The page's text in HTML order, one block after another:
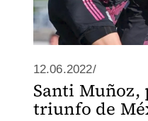
12.06.2022/
Santi Muñoz,
triunfo de